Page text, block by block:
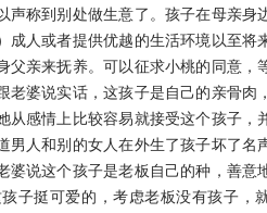
声称到别处做生意了。孩子在母亲身
成人或者提供优越的生活环境以至将
父亲来抚养。可以征求小桃的同意，
老婆说实话，这孩子是自己的亲骨肉
感情上比较容易就接受这个孩子，
男人和别的女人在外生了孩子坏了名
说这个孩子是老板自己的种，善意
子挺可爱的，考虑老板没有孩子，